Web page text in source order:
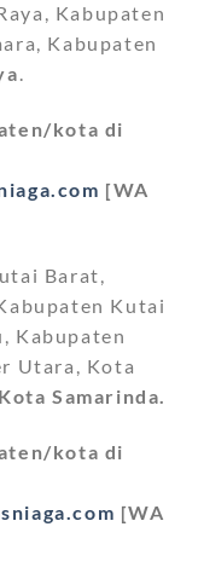
Kabupaten
Kabupaten
.
kota di
[WA
Barat,
Kutai
Kabupaten
Utara, Kota
Kota Samarinda.
kota di
[WA